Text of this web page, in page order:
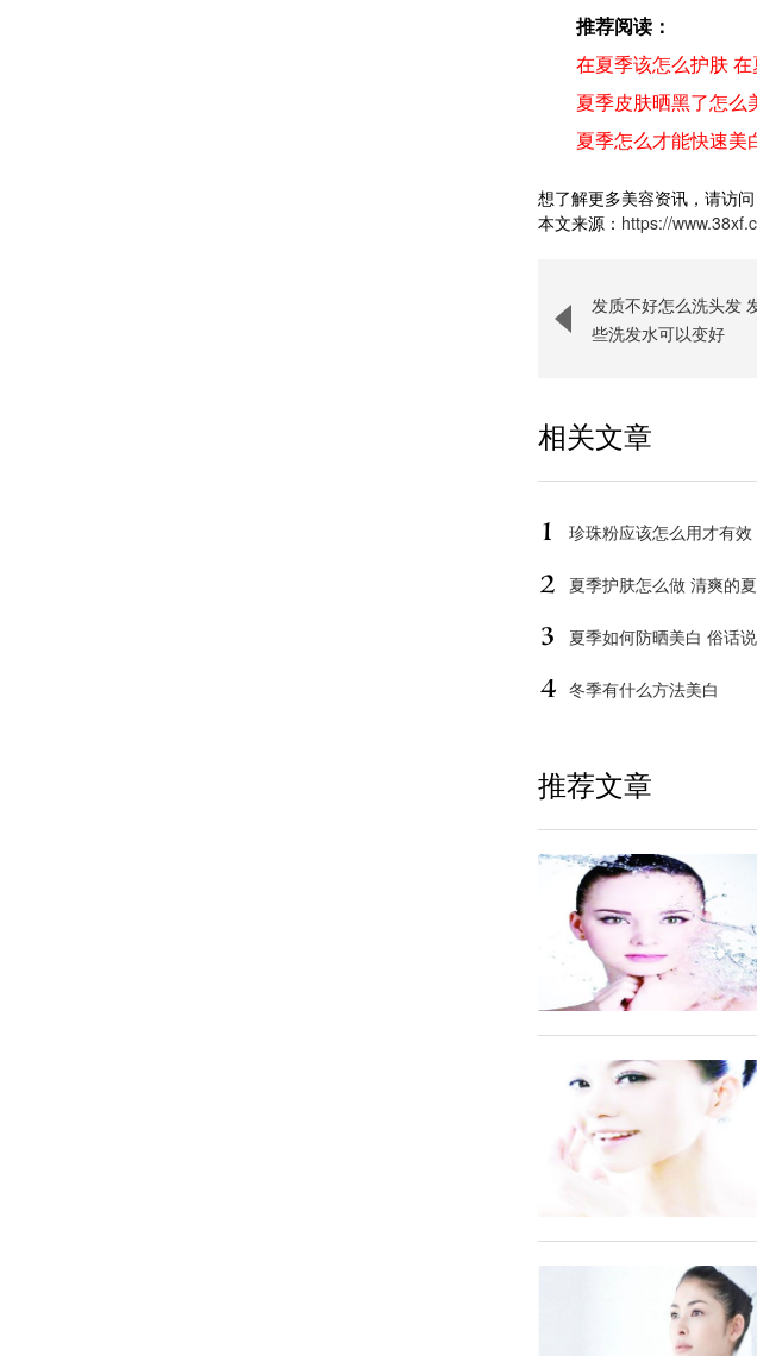
推荐阅读：
在夏季该怎么护肤
夏季皮肤晒黑了怎么
夏季怎么才能快速美
想了解更多美容资讯，请访问
本文来源： https://
发质不好怎么洗头发
些洗发水可以变好
相关文章
珍珠粉应该怎么用才有
夏季护肤怎么做 清爽的
夏季如何防晒美白 俗话
冬季有什么方法美白
推荐文章